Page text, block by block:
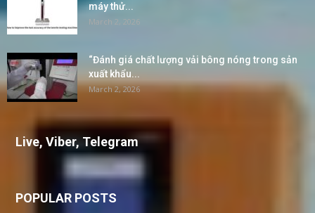
máy thử...
March 2, 2026
“Đánh giá chất lượng vải bông nóng trong sản
xuất khẩu...
March 2, 2026
Live, Viber, Telegram
POPULAR POSTS